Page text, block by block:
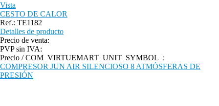
Vista
CESTO DE CALOR
Ref.: TE1182
Detalles de producto
Precio de venta:
PVP sin IVA:
Precio / COM_VIRTUEMART_UNIT_SYMBOL_:
COMPRESOR JUN AIR SILENCIOSO 8 ATMÓSFERAS DE
PRESIÓN